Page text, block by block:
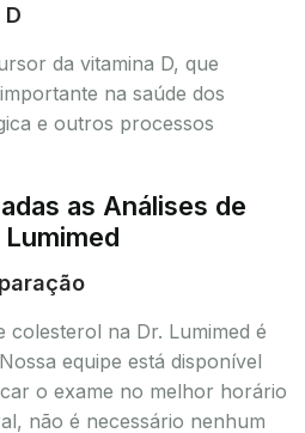
da vitamina D, que
na saúde dos
e outros processos
as Análises de
colesterol na Dr. Lumimed é
equipe está disponível
o exame no melhor horário
não é necessário nenhum